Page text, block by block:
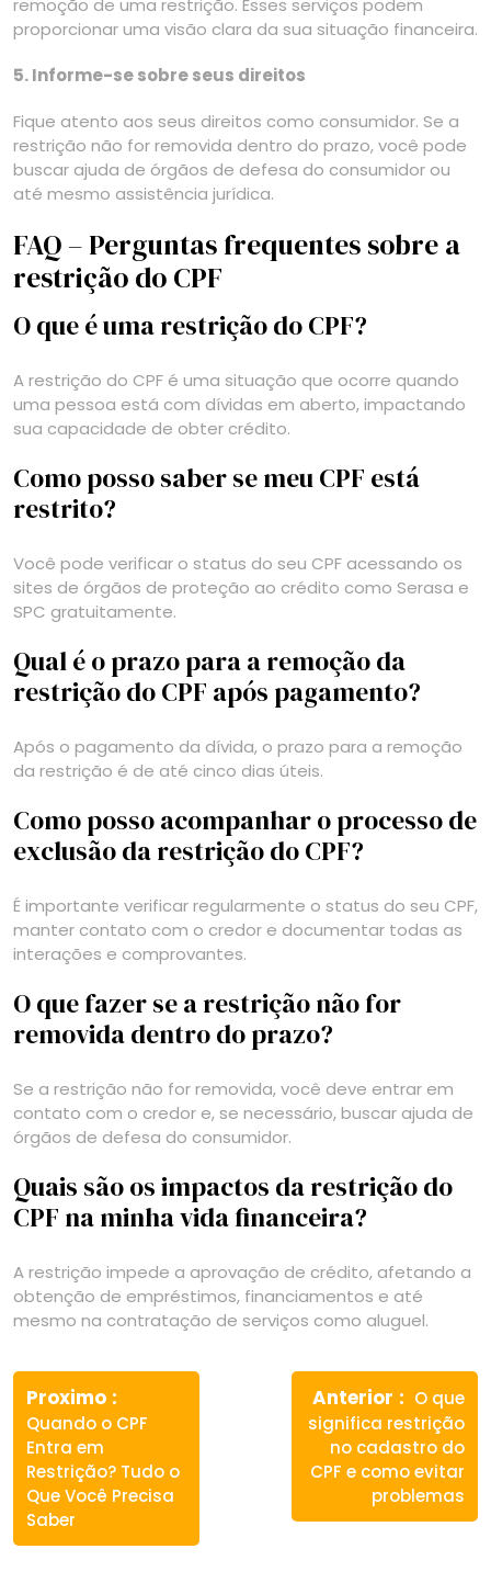
remoção de uma restrição. Esses serviços podem
proporcionar uma visão clara da sua situação financeira.
5. Informe-se sobre seus direitos
Fique atento aos seus direitos como consumidor. Se a
restrição não for removida dentro do prazo, você pode
buscar ajuda de órgãos de defesa do consumidor ou
até mesmo assistência jurídica.
FAQ – Perguntas frequentes sobre a
restrição do CPF
O que é uma restrição do CPF?
A restrição do CPF é uma situação que ocorre quando
uma pessoa está com dívidas em aberto, impactando
sua capacidade de obter crédito.
Como posso saber se meu CPF está
restrito?
Você pode verificar o status do seu CPF acessando os
sites de órgãos de proteção ao crédito como Serasa e
SPC gratuitamente.
Qual é o prazo para a remoção da
restrição do CPF após pagamento?
Após o pagamento da dívida, o prazo para a remoção
da restrição é de até cinco dias úteis.
Como posso acompanhar o processo de
exclusão da restrição do CPF?
É importante verificar regularmente o status do seu CPF,
manter contato com o credor e documentar todas as
interações e comprovantes.
O que fazer se a restrição não for
removida dentro do prazo?
Se a restrição não for removida, você deve entrar em
contato com o credor e, se necessário, buscar ajuda de
órgãos de defesa do consumidor.
Quais são os impactos da restrição do
CPF na minha vida financeira?
A restrição impede a aprovação de crédito, afetando a
obtenção de empréstimos, financiamentos e até
mesmo na contratação de serviços como aluguel.
Navegação
de
Post
Proximo
post:
Quando o CPF
Entra em
Restrição? Tudo o
Que Você Precisa
Saber
Anterior
Next
post:
O que
significa restrição
no cadastro do
CPF e como evitar
problemas